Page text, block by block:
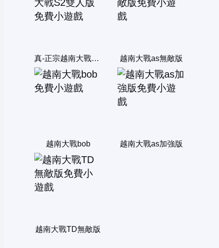
真-正宗越南大戰S2雙人版 越南大戰as無敵版
越南大戰bob 越南大戰as加強版
越南大戰TD無敵版